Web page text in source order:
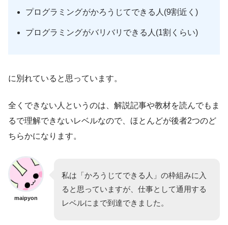
プログラミングがかろうじてできる人(9割近く)
プログラミングがバリバリできる人(1割くらい)
に別れていると思っています。
全くできない人というのは、解説記事や教材を読んでもま
るで理解できないレベルなので、ほとんどが後者2つのど
ちらかになります。
maipyon
私は「かろうじてできる人」の枠組みに入
ると思っていますが、仕事として通用する
レベルにまで到達できました。